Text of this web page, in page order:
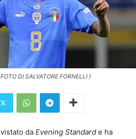
DI SALVATORE FORNELLI )
da Evening Standard e ha